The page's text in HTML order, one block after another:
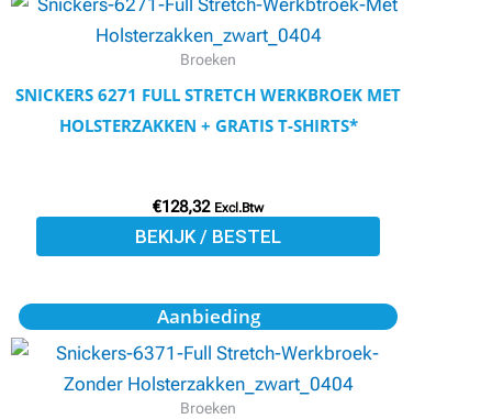
Broeken
SNICKERS 6271 FULL STRETCH WERKBROEK MET
HOLSTERZAKKEN + GRATIS T-SHIRTS*
€128,32 Excl.Btw
BEKIJK / BESTEL
meerdere
variaties.
Deze
gekozen
worden
de
productpagina
Aanbieding
Broeken
Oorspronkelijke
prijs
was:
€137,25.
Huidige
prijs
is:
€123,53.
Dit
product
heeft
meerdere